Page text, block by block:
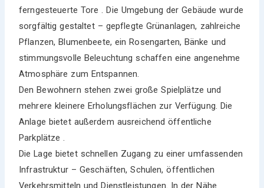
ferngesteuerte Tore . Die Umgebung der Gebäude wurde
sorgfältig gestaltet – gepflegte Grünanlagen, zahlreiche
Pflanzen, Blumenbeete, ein Rosengarten, Bänke und
stimmungsvolle Beleuchtung schaffen eine angenehme
Atmosphäre zum Entspannen.
Den Bewohnern stehen zwei große Spielplätze und
mehrere kleinere Erholungsflächen zur Verfügung. Die
Anlage bietet außerdem ausreichend öffentliche
Parkplätze .
Die Lage bietet schnellen Zugang zu einer umfassenden
Infrastruktur – Geschäften, Schulen, öffentlichen
Verkehrsmitteln und Dienstleistungen. In der Nähe